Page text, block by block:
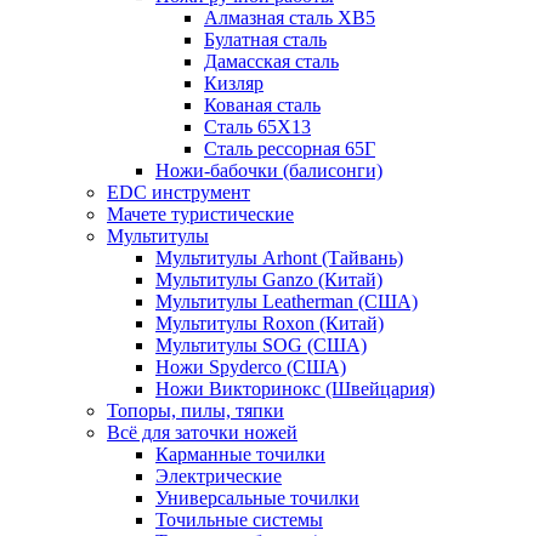
Алмазная сталь ХВ5
Булатная сталь
Дамасская сталь
Кизляр
Кованая сталь
Сталь 65Х13
Сталь рессорная 65Г
Ножи-бабочки (балисонги)
EDC инструмент
Мачете туристические
Мультитулы
Мультитулы Arhont (Тайвань)
Мультитулы Ganzo (Китай)
Мультитулы Leatherman (США)
Мультитулы Roxon (Китай)
Мультитулы SOG (США)
Ножи Spyderco (США)
Ножи Викторинокс (Швейцария)
Топоры, пилы, тяпки
Всё для заточки ножей
Карманные точилки
Электрические
Универсальные точилки
Точильные системы